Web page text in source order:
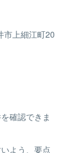
市上細江町20
確認できま
よう、要点